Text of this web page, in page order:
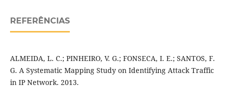
REFERÊNCIAS
ALMEIDA, L. C.; PINHEIRO, V. G.; FONSECA, I. E.; SANTOS, F.
G. A Systematic Mapping Study on Identifying Attack Traffic
in IP Network. 2013.